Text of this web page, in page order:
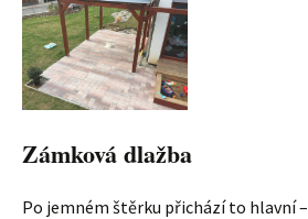
Zámková dlažba
Po jemném štěrku přichází to hlavní –